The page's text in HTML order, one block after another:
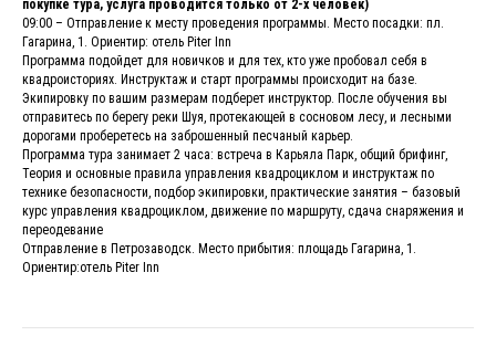
покупке тура, услуга проводится только от 2-х человек)
09:00 – Отправление к месту проведения программы. Место посадки: пл.
Гагарина, 1. Ориентир: отель Piter Inn
Программа подойдет для новичков и для тех, кто уже пробовал себя в
квадроисториях. Инструктаж и старт программы происходит на базе.
Экипировку по вашим размерам подберет инструктор. После обучения вы
отправитесь по берегу реки Шуя, протекающей в сосновом лесу, и лесными
дорогами проберетесь на заброшенный песчаный карьер.
Программа тура занимает 2 часа: встреча в Карьяла Парк, общий брифинг,
Теория и основные правила управления квадроциклом и инструктаж по
технике безопасности, подбор экипировки, практические занятия – базовый
курс управления квадроциклом, движение по маршруту, сдача снаряжения и
переодевание
Отправление в Петрозаводск. Место прибытия: площадь Гагарина, 1.
Ориентир:отель Piter Inn